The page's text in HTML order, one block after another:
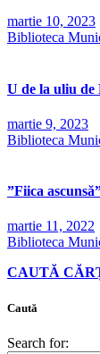
martie 10, 2023
Biblioteca
U de la uliu de
martie 9, 2023
Biblioteca
”Fiica
martie 11, 2022
Biblioteca
CAUTĂ
Caută
Search for: